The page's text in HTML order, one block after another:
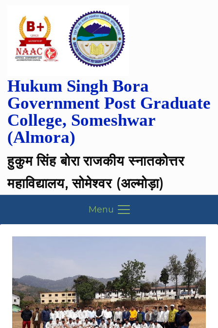
हुकुम सिंह बोरा राजकीय स्नातकोत्तर
महाविद्यालय, सोमेश्वर (अल्मोड़ा)
Hukum Singh Bora
Government Post Graduate
College, Someshwar
(Almora)
Menu